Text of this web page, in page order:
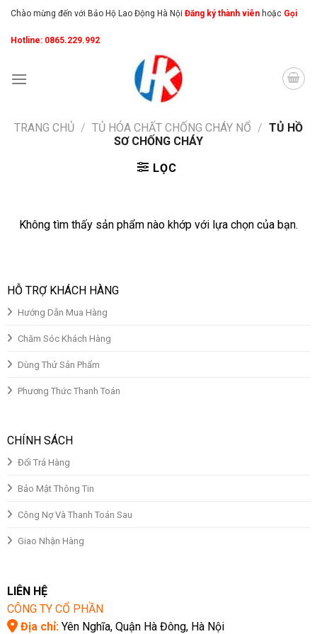
Skip
content
Chào mừng đến với Bảo Hộ Lao Động Hà Nội Đăng ký thành viên hoặc Gọi
Hotline: 0865.229.992
TRANG CHỦ / TỦ HÓA CHẤT CHỐNG CHÁY NỔ / TỦ HỒ
SƠ CHỐNG CHÁY
LỌC
Không tìm thấy sản phẩm nào khớp với lựa chọn của bạn.
HỖ TRỢ KHÁCH HÀNG
Hướng Dẫn Mua Hàng
Chăm Sóc Khách Hàng
Dùng Thử Sản Phẩm
Phương Thức Thanh Toán
CHÍNH SÁCH
Đổi Trả Hàng
Bảo Mật Thông Tin
Công Nợ Và Thanh Toán Sau
Giao Nhận Hàng
LIÊN HỆ
CÔNG TY CỔ PHẦN
Địa chỉ:Yên Nghĩa, Quận Hà Đông, Hà Nội